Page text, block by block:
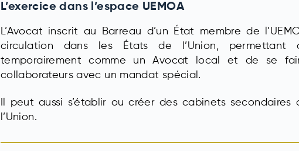
L’exercice dans l’espace UEMOA
L’Avocat inscrit au Barreau d’un État membre de
circulation dans les États de l’Union,
temporairement comme un Avocat local et de se
collaborateurs avec un mandat spécial.
Il peut aussi s’établir ou créer des cabinets
l’Union.